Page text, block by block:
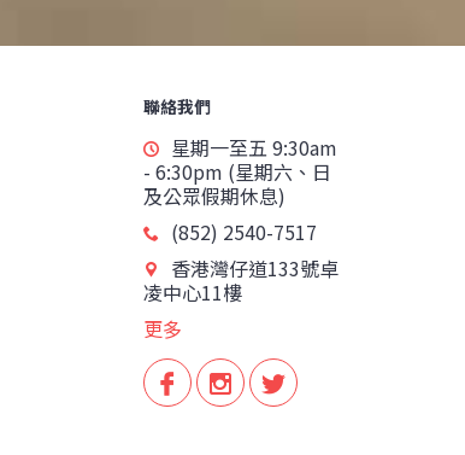
聯絡我們
星期一至五 9:30am
- 6:30pm (星期六、日
及公眾假期休息)
(852) 2540-7517
香港灣仔道133號卓
凌中心11樓
更多